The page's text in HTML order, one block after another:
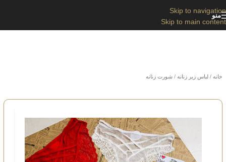
Skip to navigation
Skip to main content
منو
خانه / لباس زیر زنانه / شورت زنانه